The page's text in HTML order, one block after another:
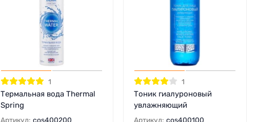
1
Термальная вода Thermal
Spring
Артикул: cos400200
1
Тоник гиалуроновый
увлажняющий
Артикул: cos400100